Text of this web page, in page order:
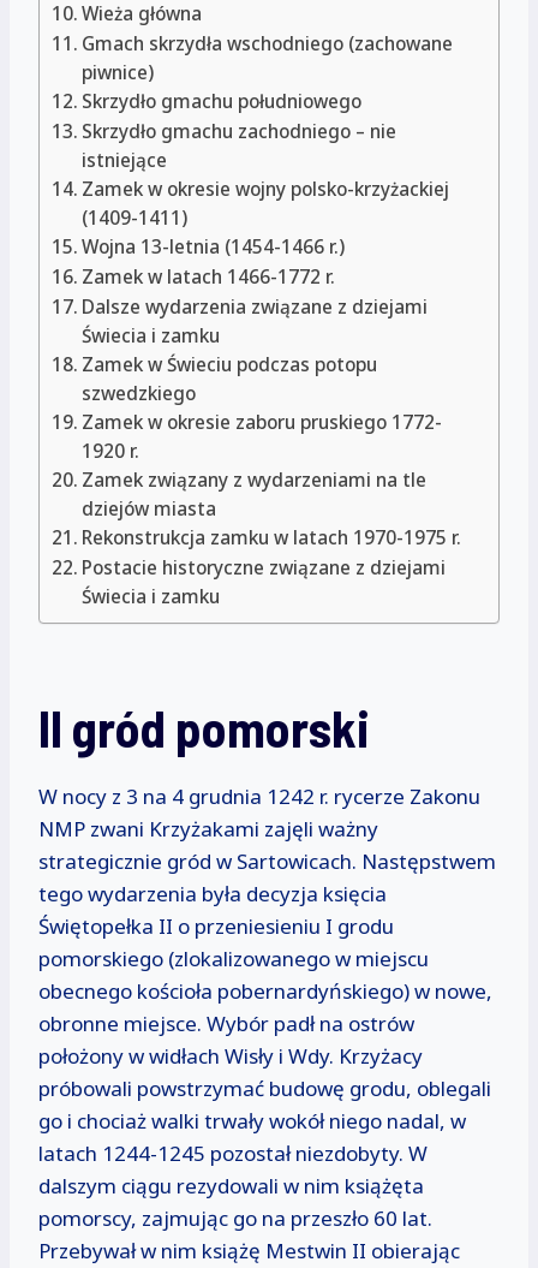
Wieża główna
Gmach skrzydła wschodniego (zachowane
piwnice)
Skrzydło gmachu południowego
Skrzydło gmachu zachodniego – nie
istniejące
Zamek w okresie wojny polsko-krzyżackiej
(1409-1411)
Wojna 13-letnia (1454-1466 r.)
Zamek w latach 1466-1772 r.
Dalsze wydarzenia związane z dziejami
Świecia i zamku
Zamek w Świeciu podczas potopu
szwedzkiego
Zamek w okresie zaboru pruskiego 1772-
1920 r.
Zamek związany z wydarzeniami na tle
dziejów miasta
Rekonstrukcja zamku w latach 1970-1975 r.
Postacie historyczne związane z dziejami
Świecia i zamku
II gród pomorski
W nocy z 3 na 4 grudnia 1242 r. rycerze Zakonu
NMP zwani Krzyżakami zajęli ważny
strategicznie gród w Sartowicach. Następstwem
tego wydarzenia była decyzja księcia
Świętopełka II o przeniesieniu I grodu
pomorskiego (zlokalizowanego w miejscu
obecnego kościoła pobernardyńskiego) w nowe,
obronne miejsce. Wybór padł na ostrów
położony w widłach Wisły i Wdy. Krzyżacy
próbowali powstrzymać budowę grodu, oblegali
go i chociaż walki trwały wokół niego nadal, w
latach 1244-1245 pozostał niezdobyty. W
dalszym ciągu rezydowali w nim książęta
pomorscy, zajmując go na przeszło 60 lat.
Przebywał w nim książę Mestwin II obierając